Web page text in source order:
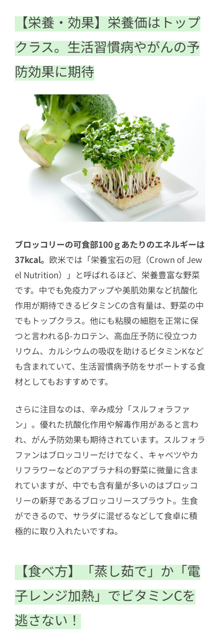
【栄養・効果】栄養価はトップ
クラス。生活習慣病やがんの予
防効果に期待
ブロッコリーの可食部100ｇあたりのエネルギーは
37kcal。 欧米では「栄養宝石の冠（Crown of Jew
el Nutrition）」と呼ばれるほど、栄養豊富な野菜
です。中でも免疫力アップや美肌効果など抗酸化
作用が期待できるビタミンCの含有量は、野菜の中
でもトップクラス。他にも粘膜の細胞を正常に保
つと言われるβ-カロテン、高血圧予防に役立つカ
リウム、カルシウムの吸収を助けるビタミンKなど
も含まれていて、生活習慣病予防をサポートする食
材としてもおすすめです。
さらに注目なのは、辛み成分「スルフォラファ
ン」。優れた抗酸化作用や解毒作用があると言わ
れ、がん予防効果も期待されています。スルフォラ
ファンはブロッコリーだけでなく、キャベツやカ
リフラワーなどのアブラナ科の野菜に微量に含ま
れていますが、中でも含有量が多いのはブロッコ
リーの新芽であるブロッコリースプラウト。生食
ができるので、サラダに混ぜるなどして食卓に積
極的に取り入れたいですね。
【食べ方】「蒸し茹で」か「電
子レンジ加熱」でビタミンCを
逃さない！